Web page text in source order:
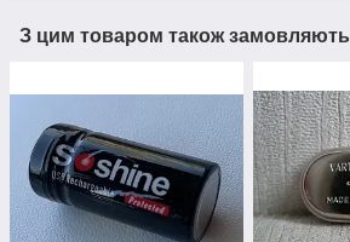
З цим товаром також замовляють